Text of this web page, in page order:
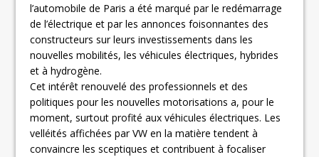
l’automobile de Paris a été marqué par le redémarrage
de l’électrique et par les annonces foisonnantes des
constructeurs sur leurs investissements dans les
nouvelles mobilités, les véhicules électriques, hybrides
et à hydrogène.
Cet intérêt renouvelé des professionnels et des
politiques pour les nouvelles motorisations a, pour le
moment, surtout profité aux véhicules électriques. Les
velléités affichées par VW en la matière tendent à
convaincre les sceptiques et contribuent à focaliser